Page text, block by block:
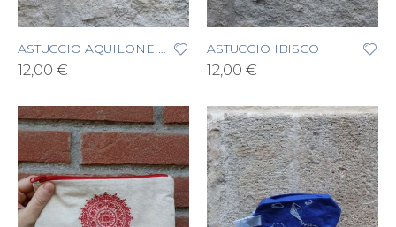
12,00 €
ASTUCCIO IBISCO
12,00 €